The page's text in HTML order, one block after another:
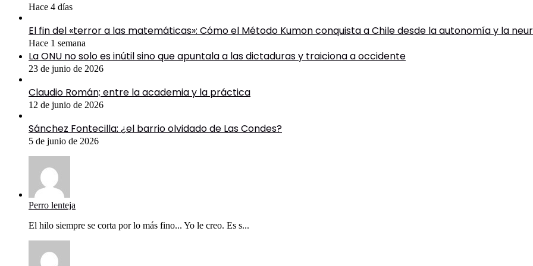
Hace 4 días
El fin del «terror a las matemáticas»: Cómo el Método Kumon conquista a Chile desde la autonomía y la
Hace 1 semana
La ONU no solo es inútil sino que apuntala a las dictaduras y traiciona a occidente
23 de junio de 2026
Claudio Román; entre la academia y la práctica
12 de junio de 2026
Sánchez Fontecilla: ¿el barrio olvidado de Las Condes?
5 de junio de 2026
Perro lenteja
El hilo siempre se corta por lo más fino... Yo le creo. Es s...